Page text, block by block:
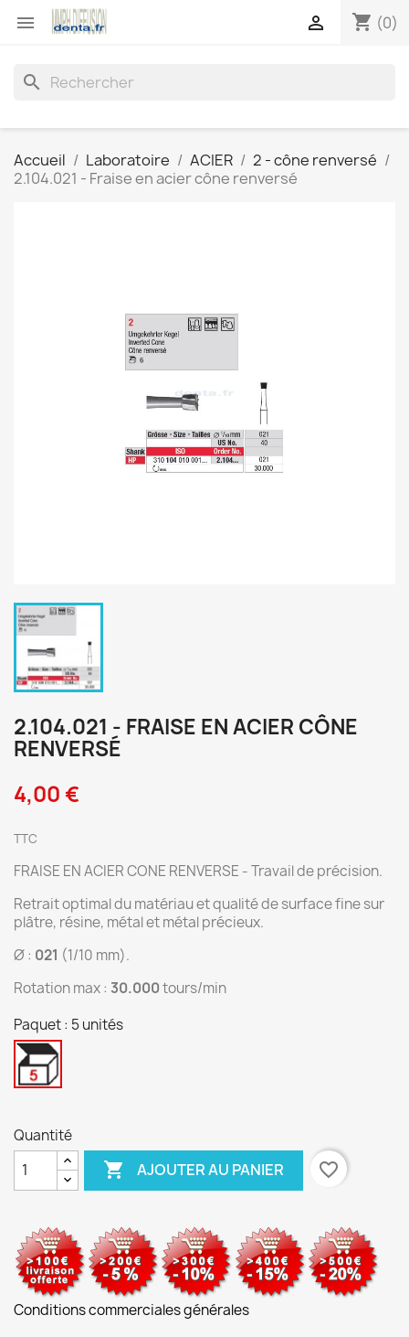
 shopping_cart (0)

search
Accueil Laboratoire ACIER
2 - cône renversé
2.104.021 - Fraise en acier cône renversé
2.104.021 - FRAISE EN ACIER CÔNE
RENVERSÉ
4,00 €
TTC
FRAISE EN ACIER CONE RENVERSE - Travail de précision.
Retrait optimal du matériau et qualité de surface fine sur
plâtre, résine, métal et métal précieux.
Ø : 021 (1/10 mm).
Rotation max : 30.000tours/min
Paquet : 5 unités
5
Quantité
 AJOUTER AU PANIER favorite_border
Conditions commerciales générales